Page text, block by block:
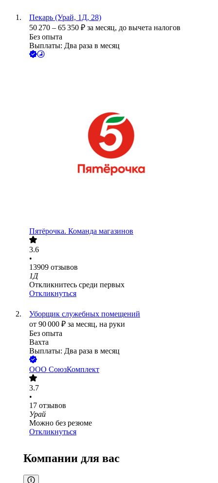
Пекарь (Урай, 1Д, 28)
50 270 – 65 350 ₽ за месяц, до вычета налогов
Без опыта
Выплаты: Два раза в месяц
Пятёрочка. Команда магазинов
3.6
•
13909 отзывов
1Д
Откликнитесь среди первых
Откликнуться
Уборщик служебных помещений
от 90 000 ₽ за месяц, на руки
Без опыта
Вахта
Выплаты: Два раза в месяц
ООО СоюзКомплект
3.7
•
17 отзывов
Урай
Можно без резюме
Откликнуться
Компании для вас